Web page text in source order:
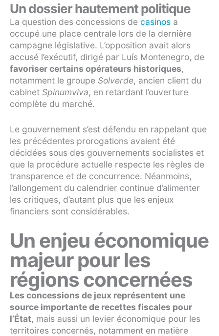
Un dossier hautement politique
La question des concessions de casinos a
occupé une place centrale lors de la dernière
campagne législative. L’opposition avait alors
accusé l’exécutif, dirigé par Luís Montenegro, de
favoriser certains opérateurs historiques,
notamment le groupe Solverde, ancien client du
cabinet Spinumviva, en retardant l’ouverture
complète du marché.
Le gouvernement s’est défendu en rappelant que
les précédentes prorogations avaient été
décidées sous des gouvernements socialistes et
que la procédure actuelle respecte les règles de
transparence et de concurrence. Néanmoins,
l’allongement du calendrier continue d’alimenter
les critiques, d’autant plus que les enjeux
financiers sont considérables.
Un enjeu économique
majeur pour les
régions concernées
Les concessions de jeux représentent une
source importante de recettes fiscales pour
l’État, mais aussi un levier économique pour les
territoires concernés, notamment en matière